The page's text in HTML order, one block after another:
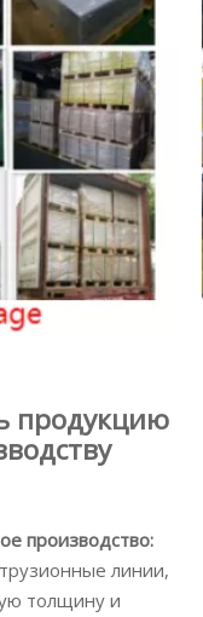
продукцию
производство:
линии,
толщину и